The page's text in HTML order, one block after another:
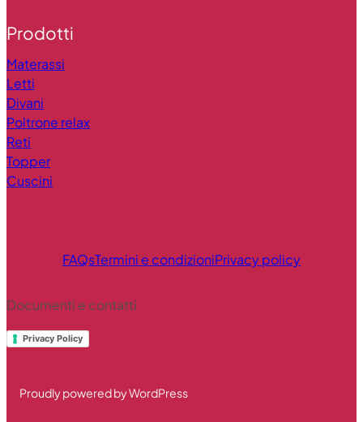
Prodotti
Materassi
Letti
Divani
Poltrone relax
Reti
Topper
Cuscini
FAQsTermini e condizioniPrivacy policy
Documenti e contatti
Privacy Policy
Proudly powered by WordPress